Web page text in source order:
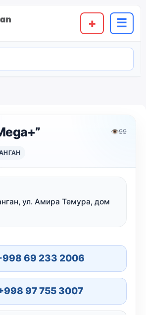
+ ☰
👁99
ул. Амира Темура, дом
69 233 2006
97 755 3007